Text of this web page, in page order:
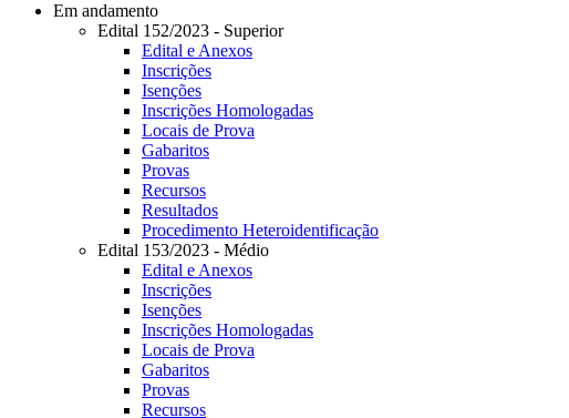
Em andamento
Edital 152/2023 - Superior
Edital e Anexos
Inscrições
Isenções
Inscrições Homologadas
Locais de Prova
Gabaritos
Provas
Recursos
Resultados
Procedimento Heteroidentificação
Edital 153/2023 - Médio
Edital e Anexos
Inscrições
Isenções
Inscrições Homologadas
Locais de Prova
Gabaritos
Provas
Recursos